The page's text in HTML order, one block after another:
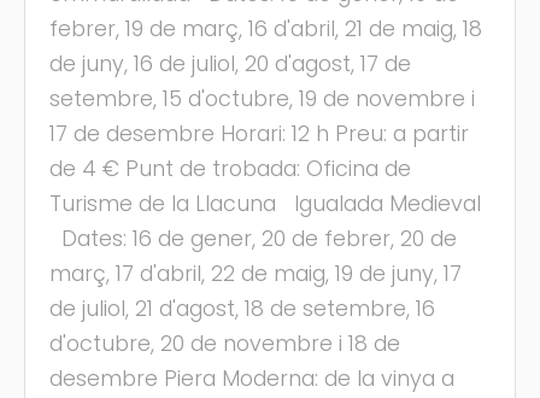
febrer, 19 de març, 16 d'abril, 21 de maig, 18
de juny, 16 de juliol, 20 d'agost, 17 de
setembre, 15 d'octubre, 19 de novembre i
17 de desembre Horari: 12 h Preu: a partir
de 4 € Punt de trobada: Oficina de
Turisme de la Llacuna Igualada Medieval
Dates: 16 de gener, 20 de febrer, 20 de
març, 17 d'abril, 22 de maig, 19 de juny, 17
de juliol, 21 d'agost, 18 de setembre, 16
d'octubre, 20 de novembre i 18 de
desembre Piera Moderna: de la vinya a